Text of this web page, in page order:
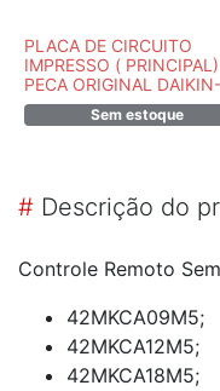
PLACA DE CIRCUITO
IMPRESSO ( PRINCIPAL)
PECA ORIGINAL DAIKIN-
2538191M
Sem estoque
# Descrição do
Controle Remoto
42MKCA09M5;
42MKCA12M5;
42MKCA18M5;